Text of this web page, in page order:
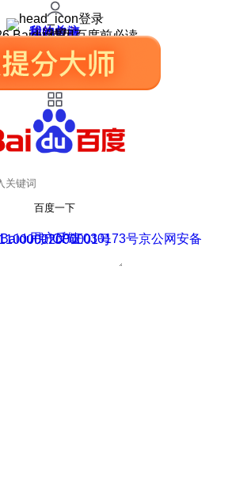
登录
我的关注
我的收藏
皮肤中心
用户反馈
设置
Baidu 使用百度前必读
百度一下
用户反馈
京ICP证030173号
京公网安备11000002000001号